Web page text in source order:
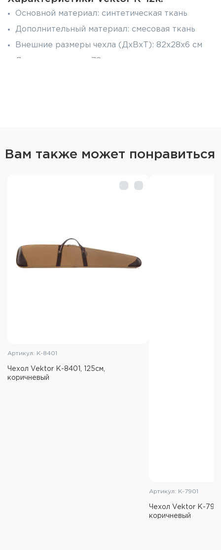
Основной материал: синтетическая ткань
Дополнительный материал: смесовая ткань
Внешние размеры чехла (ДхВхТ): 82х28х6 см
Вам также может понравиться
Артикул: К-8401
Чехол Vektor К-8401, 125см,
коричневый
Артикул: К-7901
Чехол Vektor К-7901
коричневый